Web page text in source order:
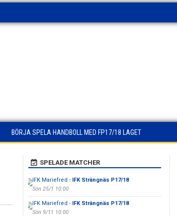
BÖRJA SPELA HANDBOLL MED FP17/18 LAGET
SPELADE MATCHER
IFK Mariefred - IFK Strängnäs P17/18
Sön 25/1 10:00
IFK Mariefred - IFK Strängnäs P17/18
Sön 9/11 10:00